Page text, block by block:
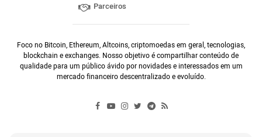
Parceiros
Foco no Bitcoin, Ethereum, Altcoins, criptomoedas em geral, tecnologias,
blockchain e exchanges. Nosso objetivo é compartilhar conteúdo de
qualidade para um público ávido por novidades e interessados em um
mercado financeiro descentralizado e evoluído.